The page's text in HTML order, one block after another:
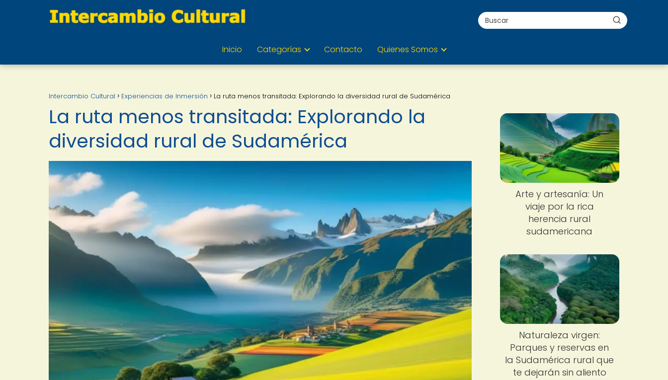
Inicio Categorías Contacto Quienes Somos
Intercambio Cultural Experiencias de Inmersión La ruta menos transitada: Explorando la diversidad rural de Sudamérica
La ruta menos transitada: Explorando la
diversidad rural de Sudamérica
Arte y artesanía: Un
viaje por la rica
herencia rural
sudamericana
Naturaleza virgen:
Parques y reservas en
la Sudamérica rural que
te dejarán sin aliento